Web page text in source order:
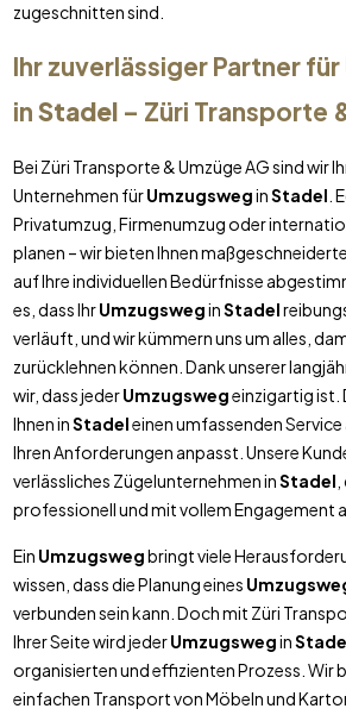
zugeschnitten sind.
Ihr zuverlässiger Partner für
inStadel– Züri Transporte
Bei Züri Transporte & Umzüge AG sind wir
Unternehmen fürUmzugsweginStadel .
Privatumzug, Firmenumzug oder
planen – wir bieten Ihnen
auf Ihre individuellen Bedürfnisse
es, dass IhrUmzugsweginStadel
verläuft, und wir kümmern uns um alles,
zurücklehnen können. Dank unserer
wir, dass jederUmzugswegeinzigartig ist.
Ihnen inStadeleinen umfassenden Service
Ihren Anforderungen anpasst. Unsere
verlässliches Zügelunternehmen inStadel
professionell und mit vollem Engagement
Ein Umzugswegbringt viele
wissen, dass die Planung eines
verbunden sein kann. Doch mit Züri
Ihrer Seite wird jederUmzugswegin
organisierten und effizienten Prozess. Wir
einfachen Transport von Möbeln und